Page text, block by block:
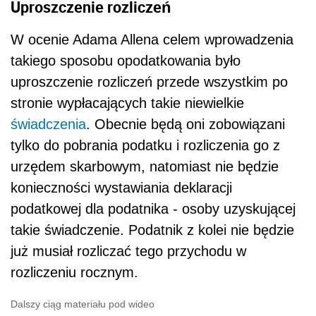
Uproszczenie rozliczeń
W ocenie Adama Allena celem wprowadzenia
takiego sposobu opodatkowania było
uproszczenie rozliczeń przede wszystkim po
stronie wypłacających takie niewielkie
świadczenia. Obecnie będą oni zobowiązani
tylko do pobrania podatku i rozliczenia go z
urzędem skarbowym, natomiast nie będzie
konieczności wystawiania deklaracji
podatkowej dla podatnika - osoby uzyskującej
takie świadczenie. Podatnik z kolei nie będzie
już musiał rozliczać tego przychodu w
rozliczeniu rocznym.
Dalszy ciąg materiału pod wideo